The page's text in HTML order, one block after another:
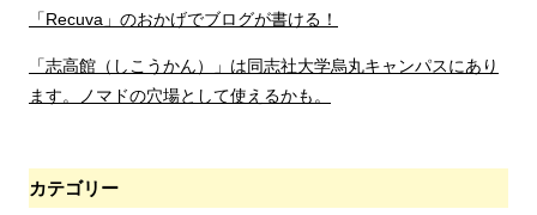
「Recuva」のおかげでブログが書ける！
「志高館（しこうかん）」は同志社大学烏丸キャンパスにあり
ます。ノマドの穴場として使えるかも。
カテゴリー